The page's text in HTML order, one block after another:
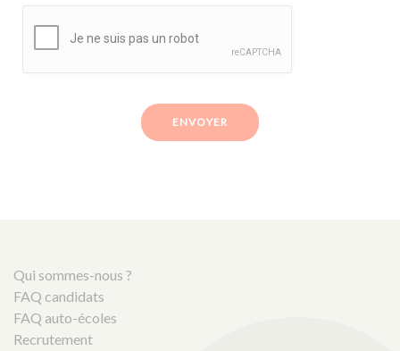
ENVOYER
Qui sommes-nous ?
FAQ candidats
FAQ auto-écoles
Recrutement